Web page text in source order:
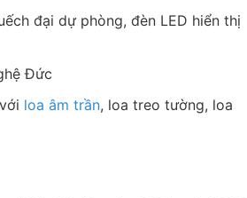
đại dự phòng, đèn LED hiển thị
Đức
loa âm trần, loa treo tường, loa